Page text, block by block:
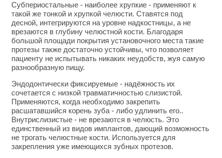
Субпериостальные - наиболее хрупкие - применяют к
такой же тонкой и хрупкой челюсти. Ставятся под
десной, интегрируются на уровне надкостницы, а не
врезаются в глубину челюстной кости. Благодаря
большой площади покрытия установочного места такие
протезы также достаточно устойчивы, что позволяет
пациенту не испытывать никаких неудобств, жуя самую
разнообразную пищу.
Эндодонтически фиксируемые - надёжность их
сочетается с низкой травматичностью слизистой.
Применяются, когда необходимо закрепить
расшатавшийся корень зуба - либо удлинить его..
Внутрислизистые - не врезаются в челюсть. Это
единственный из видов имплантов, дающий возможность
не трогать челюстные кости. Используется для
закрепления уже имеющихся зубных протезов.